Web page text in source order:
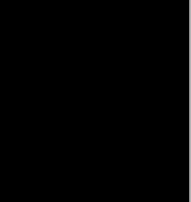
camera (u)),
camera (u))